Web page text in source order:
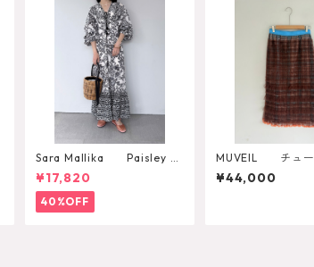
Sara Mallika Paisley Fl
ower Print Dress
¥17,820
40%OFF
MUVEIL チュー
スカート
¥44,000